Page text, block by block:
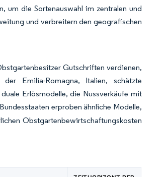
um die Sortenauswahl im zentralen und
und verbreitern den geografischen
Gutschriften verdienen,
Emilia-Romagna, Italien, schätzte
Erlösmodelle, die Nussverkäufe mit
erproben ähnliche Modelle,
Obstgartenbewirtschaftungskosten